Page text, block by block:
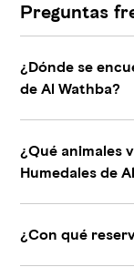
Preguntas
¿Dónde se
de Al Wathba?
¿Qué animales
Humedales de
¿Con qué